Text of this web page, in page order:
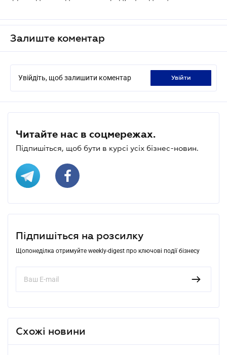
Залиште коментар
Увійдіть, щоб залишити коментар увійти
Читайте нас в соцмережах.
Підпишіться, щоб бути в курсі усіх бізнес-новин.
Підпишіться на розсилку
Щопонеділка отримуйте weekly-digest про ключові події бізнесу
Схожі новини